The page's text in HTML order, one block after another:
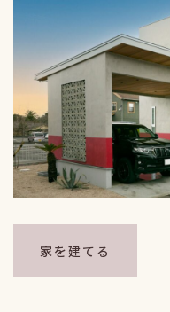
家を建てる